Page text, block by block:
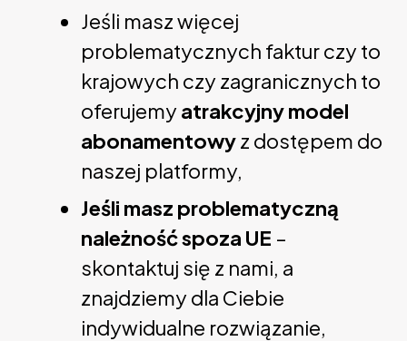
Jeśli masz więcej
problematycznych faktur czy to
krajowych czy zagranicznych to
oferujemy atrakcyjny model
abonamentowyz dostępem do
naszej platformy,
Jeśli masz problematyczną
należność spoza UE –
skontaktuj się z nami, a
znajdziemy dla Ciebie
indywidualne rozwiązanie,